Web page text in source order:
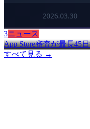
3ニュース
App Store審査が最長45
すべて見る →